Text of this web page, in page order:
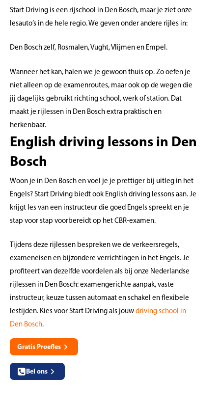
Start Driving is een rijschool in Den Bosch, maar je ziet onze
lesauto’s in de hele regio. We geven onder andere rijles in:
Den Bosch zelf, Rosmalen, Vught, Vlijmen en Empel.
Wanneer het kan, halen we je gewoon thuis op. Zo oefen je
niet alleen op de examenroutes, maar ook op de wegen die
jij dagelijks gebruikt richting school, werk of station. Dat
maakt je rijlessen in Den Bosch extra praktisch en
herkenbaar.
English driving lessons in Den
Bosch
Woon je in Den Bosch en voel je je prettiger bij uitleg in het
Engels? Start Driving biedt ook English driving lessons aan. Je
krijgt les van een instructeur die goed Engels spreekt en je
stap voor stap voorbereidt op het CBR-examen.
Tijdens deze rijlessen bespreken we de verkeersregels,
exameneisen en bijzondere verrichtingen in het Engels. Je
profiteert van dezelfde voordelen als bij onze Nederlandse
rijlessen in Den Bosch: examengerichte aanpak, vaste
instructeur, keuze tussen automaat en schakel en flexibele
lestijden. Kies voor Start Driving als jouwdriving school in
Den Bosch.
Gratis Proefles
Bel ons